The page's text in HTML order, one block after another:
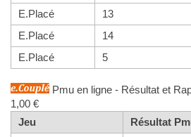
E.Placé
13
E.Placé
14
E.Placé
5
Pmu en ligne - Résultat et
1,00 €
Jeu
Résultat